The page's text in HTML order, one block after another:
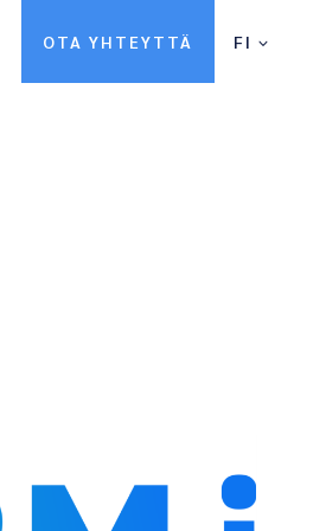
OTA YHTEYTTÄ FI